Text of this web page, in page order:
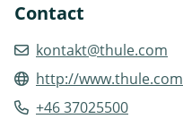
Contact
kontakt@thule.com
http://www.thule.com
+46 37025500